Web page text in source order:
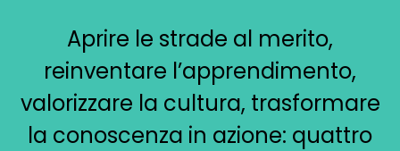
Aprire le strade al merito,
reinventare l’apprendimento,
valorizzare la cultura, trasformare
la conoscenza in azione: quattro